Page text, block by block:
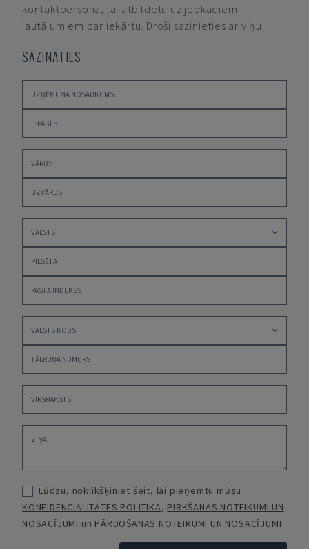
kontaktpersona, lai atbildētu uz jebkādiem
jautājumiem par iekārtu. Droši sazinieties ar viņu.
SAZINĀTIES
Lūdzu, noklikšķiniet šeit, lai pieņemtu mūsu
KONFIDENCIALITĀTES POLITIKA, PIRKŠANAS NOTEIKUMI UN
NOSACĪJUMI un PĀRDOŠANAS NOTEIKUMI UN NOSACĪJUMI